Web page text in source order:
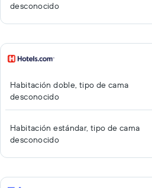
desconocido
Habitación doble, tipo de cama
desconocido
Habitación estándar, tipo de cama
desconocido